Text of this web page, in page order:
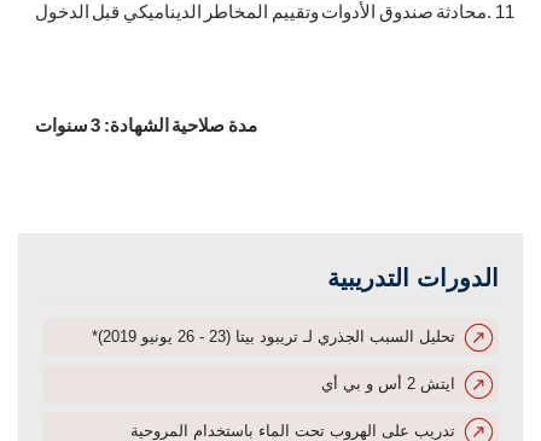
الدورات التدريبية
تحليل السبب الجذري لـ تريبود بيتا (23 - 26 يونيو 2019)*
ايتش 2 أس و بي أي
تدريب على الهروب تحت الماء باستخدام المروحية
11
.محادثة صندوق الأدوات وتقييم المخاطر الديناميكي قبل الدخول
مدة صلاحية الشهادة: 3 سنوات